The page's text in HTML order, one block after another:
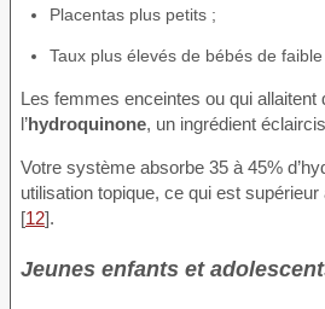
Placentas plus petits ;
Taux plus élevés de bébés de
Les femmes enceintes ou qui allaitent
l’hydroquinone, un ingrédient
Votre système absorbe 35 à 45%
utilisation topique, ce qui est
[12].
Jeunes enfants et